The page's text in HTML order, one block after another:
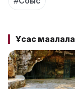
Ұқсас